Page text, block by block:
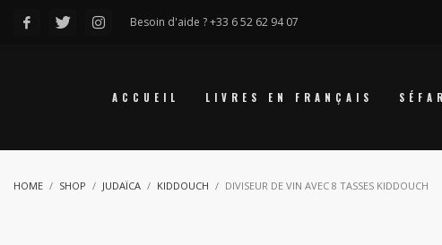
Besoin d'aide ? +33 6 52 62 94 07
ACCUEIL LIVRES EN FRANÇAIS
HOME SHOP JUDAÏCA KIDDOUCH DIVISEUR DE VIN AVEC 8 TASSES KIDDOUCH